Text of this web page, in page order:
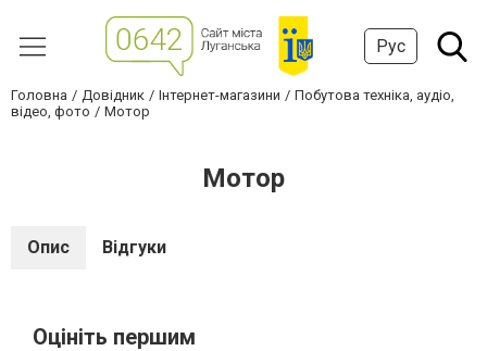
Рус
Головна Довідник Інтернет-магазини
Побутова техніка, аудіо,
відео, фото
Мотор
Мотор
Опис Відгуки
Оцініть першим